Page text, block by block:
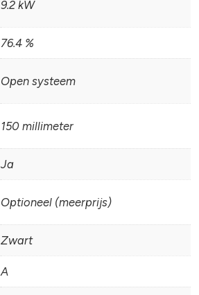
9.2 kW
76.4 %
Open systeem
150 millimeter
Ja
Optioneel (meerprijs)
Zwart
A